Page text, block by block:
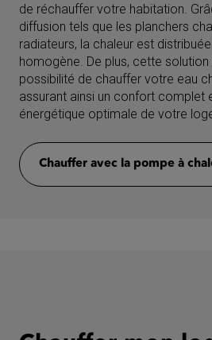
de réchauffer votre habitation.
diffusion tels que les planchers
radiateurs, la chaleur est
homogène. De plus, cette
possibilité de chauffer votre eau
assurant ainsi un confort complet
énergétique optimale de votre
Chauffer avec la pompe à